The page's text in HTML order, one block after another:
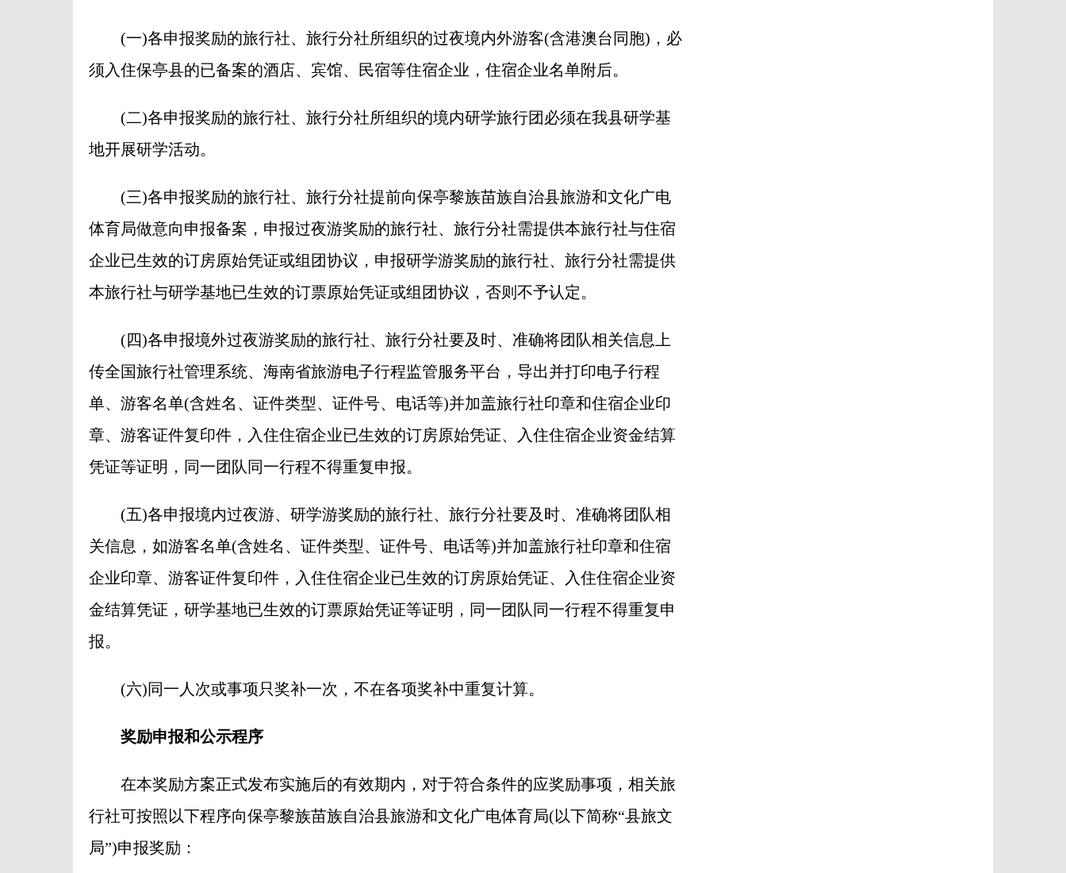
(一)各申报奖励的旅行社、旅行分社所组织的过夜境内外游客(含港澳台同胞)，必
须入住保亭县的已备案的酒店、宾馆、民宿等住宿企业，住宿企业名单附后。
(二)各申报奖励的旅行社、旅行分社所组织的境内研学旅行团必须在我县研学基
地开展研学活动。
(三)各申报奖励的旅行社、旅行分社提前向保亭黎族苗族自治县旅游和文化广电
体育局做意向申报备案，申报过夜游奖励的旅行社、旅行分社需提供本旅行社与住宿
企业已生效的订房原始凭证或组团协议，申报研学游奖励的旅行社、旅行分社需提供
本旅行社与研学基地已生效的订票原始凭证或组团协议，否则不予认定。
(四)各申报境外过夜游奖励的旅行社、旅行分社要及时、准确将团队相关信息上
传全国旅行社管理系统、海南省旅游电子行程监管服务平台，导出并打印电子行程
单、游客名单(含姓名、证件类型、证件号、电话等)并加盖旅行社印章和住宿企业印
章、游客证件复印件，入住住宿企业已生效的订房原始凭证、入住住宿企业资金结算
凭证等证明，同一团队同一行程不得重复申报。
(五)各申报境内过夜游、研学游奖励的旅行社、旅行分社要及时、准确将团队相
关信息，如游客名单(含姓名、证件类型、证件号、电话等)并加盖旅行社印章和住宿
企业印章、游客证件复印件，入住住宿企业已生效的订房原始凭证、入住住宿企业资
金结算凭证，研学基地已生效的订票原始凭证等证明，同一团队同一行程不得重复申
报。
(六)同一人次或事项只奖补一次，不在各项奖补中重复计算。
奖励申报和公示程序
在本奖励方案正式发布实施后的有效期内，对于符合条件的应奖励事项，相关旅
行社可按照以下程序向保亭黎族苗族自治县旅游和文化广电体育局(以下简称“县旅文
局”)申报奖励：